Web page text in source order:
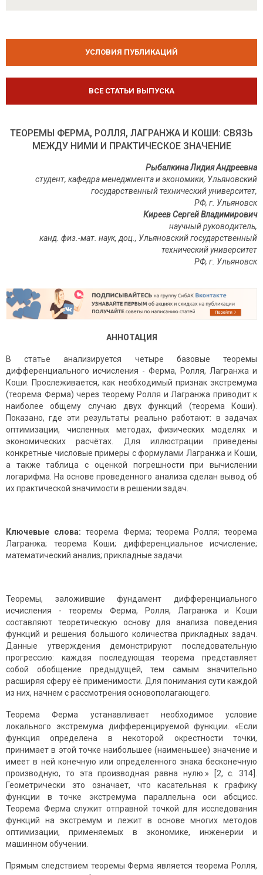
УСЛОВИЯ ПУБЛИКАЦИЙ
ВСЕ СТАТЬИ ВЫПУСКА
ТЕОРЕМЫ ФЕРМА, РОЛЛЯ, ЛАГРАНЖА И КОШИ: СВЯЗЬ
МЕЖДУ НИМИ И ПРАКТИЧЕСКОЕ ЗНАЧЕНИЕ
Рыбалкина Лидия Андреевна
студент, кафедра менеджмента и экономики, Ульяновский
государственный технический университет,
РФ, г. Ульяновск
Киреев Сергей Владимирович
научный руководитель,
канд. физ.-мат. наук, доц., Ульяновский государственный
технический университет
РФ, г. Ульяновск
АННОТАЦИЯ
В статье анализируется четыре базовые теоремы
дифференциального исчисления - Ферма, Ролля, Лагранжа и
Коши. Прослеживается, как необходимый признак экстремума
(теорема Ферма) через теорему Ролля и Лагранжа приводит к
наиболее общему случаю двух функций (теорема Коши).
Показано, где эти результаты реально работают: в задачах
оптимизации, численных методах, физических моделях и
экономических расчётах. Для иллюстрации приведены
конкретные числовые примеры с формулами Лагранжа и Коши,
а также таблица с оценкой погрешности при вычислении
логарифма. На основе проведенного анализа сделан вывод об
их практической значимости в решении задач.
Ключевые слова: теорема Ферма; теорема Ролля; теорема
Лагранжа; теорема Коши; дифференциальное исчисление;
математический анализ; прикладные задачи.
Теоремы, заложившие фундамент дифференциального
исчисления - теоремы Ферма, Ролля, Лагранжа и Коши
составляют теоретическую основу для анализа поведения
функций и решения большого количества прикладных задач.
Данные утверждения демонстрируют последовательную
прогрессию: каждая последующая теорема представляет
собой обобщение предыдущей, тем самым значительно
расширяя сферу её применимости. Для понимания сути каждой
из них, начнем с рассмотрения основополагающего.
Теорема Ферма устанавливает необходимое условие
локального экстремума дифференцируемой функции. «Если
функция определена в некоторой окрестности точки,
принимает в этой точке наибольшее (наименьшее) значение и
имеет в ней конечную или определенного знака бесконечную
производную, то эта производная равна нулю.» [2, с. 314].
Геометрически это означает, что касательная к графику
функции в точке экстремума параллельна оси абсцисс.
Теорема Ферма служит отправной точкой для исследования
функций на экстремум и лежит в основе многих методов
оптимизации, применяемых в экономике, инженерии и
машинном обучении.
Прямым следствием теоремы Ферма является теорема Ролля,